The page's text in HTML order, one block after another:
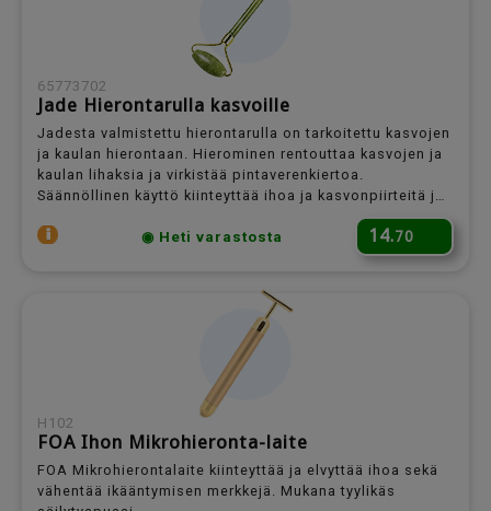
65773702
Jade Hierontarulla kasvoille
Jadesta valmistettu hierontarulla on tarkoitettu kasvojen
ja kaulan hierontaan. Hierominen rentouttaa kasvojen ja
kaulan lihaksia ja virkistää pintaverenkiertoa.
Säännöllinen käyttö kiinteyttää ihoa ja kasvonpiirteitä ja
Luonnonmateriaali, ulkonäkö vaihtelee.
◉ Heti varastosta 14.70
H102
FOA Ihon Mikrohieronta-laite
FOA Mikrohierontalaite kiinteyttää ja elvyttää ihoa sekä
vähentää ikääntymisen merkkejä. Mukana tyylikäs